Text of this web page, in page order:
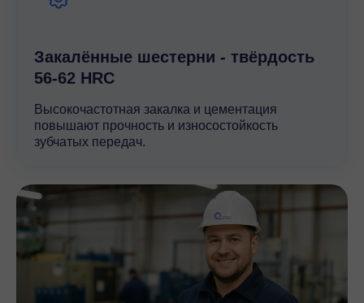
выбором для промышленных предприятий и
Закалённые шестерни - твёрдость
56-62 HRC
Высокочастотная закалка и цементация
повышают прочность и износостойкость
зубчатых передач.